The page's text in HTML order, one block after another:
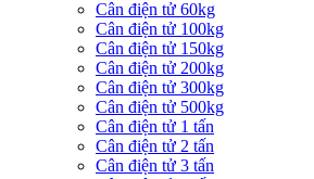
Cân điện tử 60kg
Cân điện tử 100kg
Cân điện tử 150kg
Cân điện tử 200kg
Cân điện tử 300kg
Cân điện tử 500kg
Cân điện tử 1 tấn
Cân điện tử 2 tấn
Cân điện tử 3 tấn